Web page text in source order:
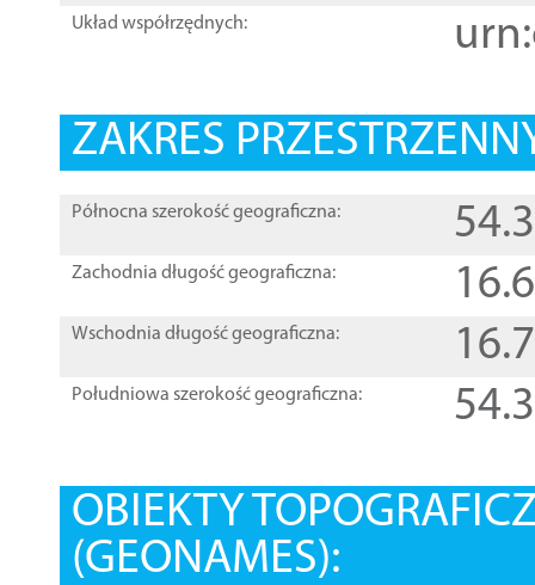
Układ współrzędnych:
ZAKRES
Północna szerokość geograficzna:
Zachodnia długość geograficzna:
Wschodnia długość geograficzna:
Południowa szerokość geograficzna:
OBIEKTY
(GEONAMES):